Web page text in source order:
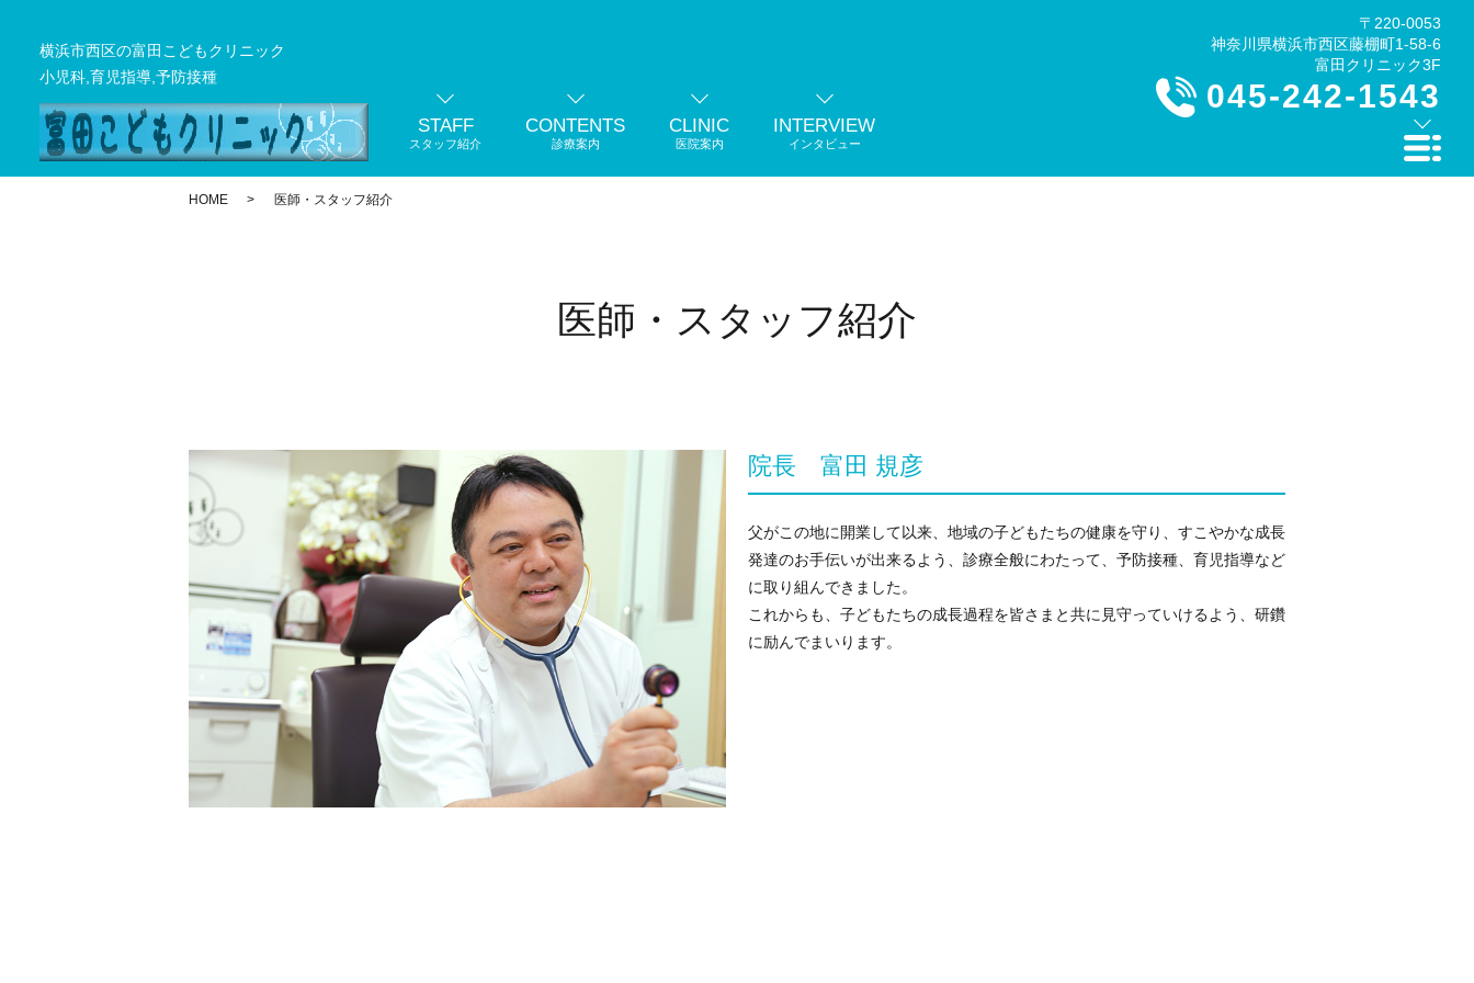
横浜市西区の富田こどもクリニック
小児科,育児指導,予防接種
STAFF
スタッフ紹介
CONTENTS
診療案内
CLINIC
医院案内
INTERVIEW
インタビュー
〒220-0053
神奈川県横浜市西区藤棚町1-58-6
富田クリニック3F
045-242-1543
HOME 医師・スタッフ紹介
医師・スタッフ紹介
院長 富田 規彦
父がこの地に開業して以来、地域の子どもたちの健康を守り、すこやかな成長
発達のお手伝いが出来るよう、診療全般にわたって、予防接種、育児指導など
に取り組んできました。
これからも、子どもたちの成長過程を皆さまと共に見守っていけるよう、研鑽
に励んでまいります。